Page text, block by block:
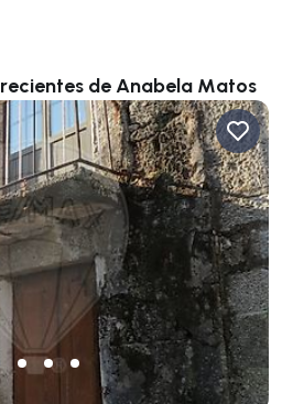
de Anabela Matos